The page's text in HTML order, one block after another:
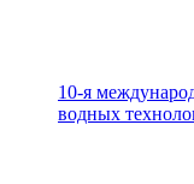
10-я
водных